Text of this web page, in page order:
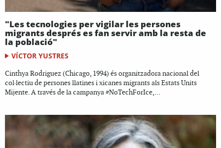
"Les tecnologies per vigilar les persones
migrants després es fan servir amb la resta de
la població"
VÍCTOR YUSTRES
Cinthya Rodriguez (Chicago, 1994) és organitzadora nacional del
col·lectiu de persones llatines i xicanes migrants als Estats Units
Mijente. A través de la campanya #NoTechForIce,...